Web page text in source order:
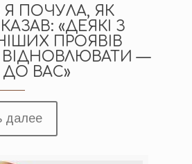
Я ПОЧУЛА, ЯК
«ДЕЯКІ З
ПРОЯВІВ
—
ВАС»
далее